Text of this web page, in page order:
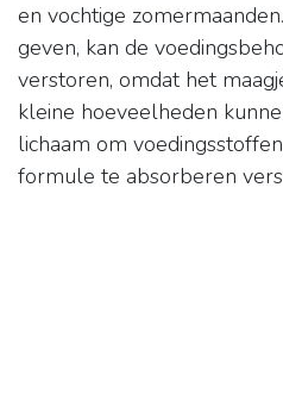
en vochtige
geven, kan de
verstoren, omdat het
kleine hoeveelheden
lichaam om
formule te absorberen